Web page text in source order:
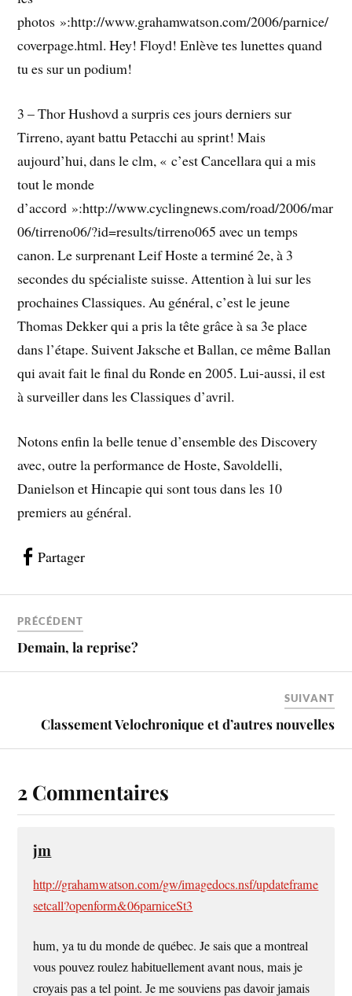
photos »:http://www.grahamwatson.com/2006/parnice/
coverpage.html. Hey! Floyd! Enlève tes lunettes quand
tu es sur un podium!
3 – Thor Hushovd a surpris ces jours derniers sur
Tirreno, ayant battu Petacchi au sprint! Mais
aujourd’hui, dans le clm, « c’est Cancellara qui a mis
tout le monde
d’accord »:http://www.cyclingnews.com/road/2006/mar
06/tirreno06/?id=results/tirreno065 avec un temps
canon. Le surprenant Leif Hoste a terminé 2e, à 3
secondes du spécialiste suisse. Attention à lui sur les
prochaines Classiques. Au général, c’est le jeune
Thomas Dekker qui a pris la tête grâce à sa 3e place
dans l’étape. Suivent Jaksche et Ballan, ce même Ballan
qui avait fait le final du Ronde en 2005. Lui-aussi, il est
à surveiller dans les Classiques d’avril.
Notons enfin la belle tenue d’ensemble des Discovery
avec, outre la performance de Hoste, Savoldelli,
Danielson et Hincapie qui sont tous dans les 10
premiers au général.
Partager
PRÉCÉDENT
Demain, la reprise?
SUIVANT
Classement Velochronique et d’autres nouvelles
2 Commentaires
jm
http://grahamwatson.com/gw/imagedocs.nsf/updateframe
setcall?openform&06parniceSt3
hum, ya tu du monde de québec. Je sais que a montreal
vous pouvez roulez habituellement avant nous, mais je
croyais pas a tel point. Je me souviens pas davoir jamais